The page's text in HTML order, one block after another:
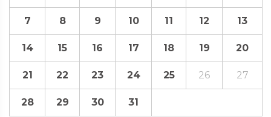
7 8 9 10 11 12 13
14 15 16 17 18 19 20
21 22 23 24 25 26 27
28 29 30 31